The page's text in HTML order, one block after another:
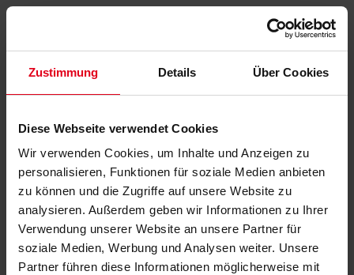
Zustimmung Details Über Cookies
Diese Webseite verwendet Cookies
Wir verwenden Cookies, um Inhalte und Anzeigen zu
personalisieren, Funktionen für soziale Medien anbieten
zu können und die Zugriffe auf unsere Website zu
analysieren. Außerdem geben wir Informationen zu Ihrer
Verwendung unserer Website an unsere Partner für
soziale Medien, Werbung und Analysen weiter. Unsere
Partner führen diese Informationen möglicherweise mit